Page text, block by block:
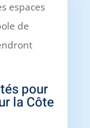
espaces
de
pour
la Côte